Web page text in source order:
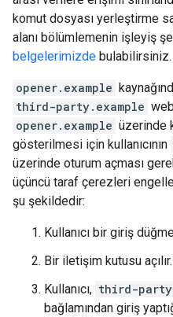
komut dosyası yerleştirme
alanı bölümlemenin işleyiş
belgelerimizde bulabilirsiniz.
opener.example
third-party.example
opener.example üzerinde
gösterilmesi için kullanıcının
üzerinde oturum açması
üçüncü taraf çerezleri
şu şekildedir:
Kullanıcı bir giriş
Bir iletişim kutusu açılır.
Kullanıcı, third-
bağlamından giriş